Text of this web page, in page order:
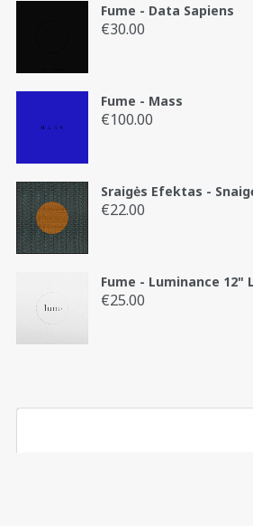
Fume - Data Sapiens
€30.00
Fume - Mass
€100.00
Sraigės Efektas -
€22.00
Fume - Luminance 12"
€25.00